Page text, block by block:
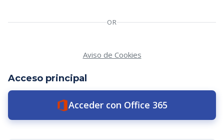
OR
Acceder con Office 365
Aviso de Cookies